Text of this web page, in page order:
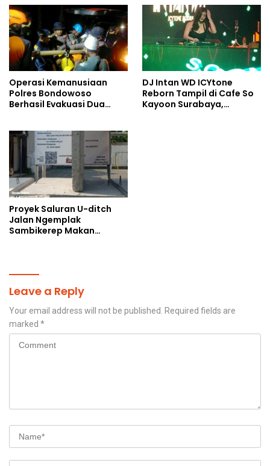
Operasi Kemanusiaan
Polres Bondowoso
Berhasil Evakuasi Dua
DJ Intan WD ICYtone
Reborn Tampil di Cafe So
Kayoon Surabaya,
Proyek Saluran U-ditch
Jalan Ngemplak
Sambikerep Makan
Warga
Leave a Reply
Your email address will not be published.
Required fields are
marked *